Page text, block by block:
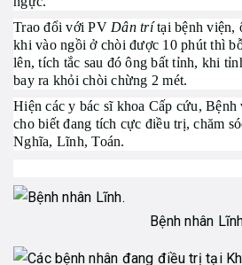
Trao đổi với PV Dân trítại bệnh viện,
khi vào ngồi ở chòi được 10 phút thì
lên, tích tắc sau đó ông bất tỉnh, khi
bay ra khỏi chòi chừng 2 mét.
Hiện các y bác sĩ khoa Cấp cứu,
cho biết đang tích cực điều trị, chăm
Nghĩa, Lĩnh, Toán.
Bệnh nhân